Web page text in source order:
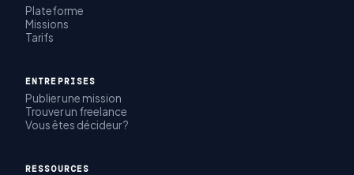
Plateforme
Missions
Tarifs
ENTREPRISES
Publier une mission
Trouver un freelance
Vous êtes décideur ?
RESSOURCES